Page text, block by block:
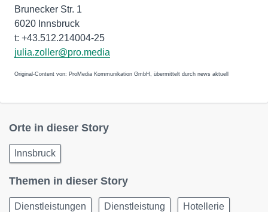
Brunecker Str. 1
6020 Innsbruck
t: +43.512.214004-25
julia.zoller@pro.media
Original-Content von: ProMedia Kommunikation GmbH, übermittelt durch news aktuell
Orte in dieser Story
Innsbruck
Themen in dieser Story
Dienstleistungen Dienstleistung Hotellerie